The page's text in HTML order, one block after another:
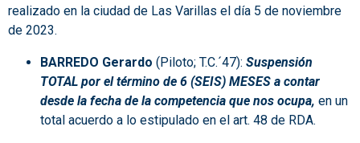
realizado en la ciudad de Las Varillas el día 5 de noviembre
de 2023.
BARREDO Gerardo (Piloto; T.C.´47): Suspensión
TOTAL por el término de 6 (SEIS) MESES a contar
desde la fecha de la competencia que nos ocupa, en un
total acuerdo a lo estipulado en el art. 48 de RDA.